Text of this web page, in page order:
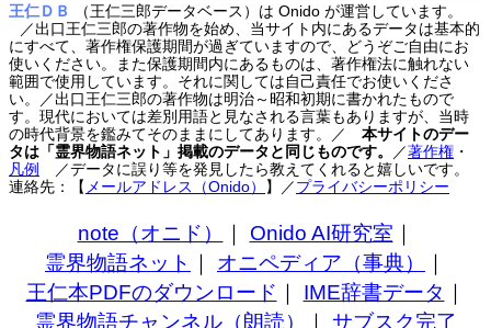
王仁ＤＢ
（王仁三郎データベース）は Onido が運営しています。
／出口王仁三郎の著作物を始め、当サイト内にあるデータは基本的
にすべて、著作権保護期間が過ぎていますので、どうぞご自由にお
使いください。また保護期間内にあるものは、著作権法に触れない
範囲で使用しています。それに関しては自己責任でお使いくださ
い。／出口王仁三郎の著作物は明治～昭和初期に書かれたもので
す。現代においては差別用語と見なされる言葉もありますが、当時
の時代背景を鑑みてそのままにしてあります。／ 本サイトのデー
タは「霊界物語ネット」掲載のデータと同じものです。
／著作権 ・
凡例
／データに誤り等を発見したら教えてくれると嬉しいです。
連絡先：【 メールアドレス（Onido） 】 ／プライバシーポリシー
note（オニド） Onido AI研究室
霊界物語ネット
オニペディア（事典）
王仁本PDFのダウンロード
IME辞書データ
霊界物語チャンネル（朗読）
サブスク完了